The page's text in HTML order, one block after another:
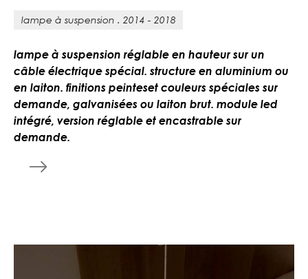
lampe à suspension . 2014 - 2018
lampe à suspension réglable en hauteur sur un
câble électrique spécial. structure en aluminium ou
en laiton. finitions peinteset couleurs spéciales sur
demande, galvanisées ou laiton brut. module led
intégré, version réglable et encastrable sur
demande.